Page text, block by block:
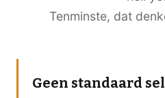
Tenminste, dat
Geen standaard